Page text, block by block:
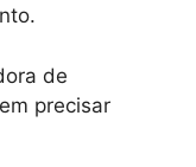
de
precisar